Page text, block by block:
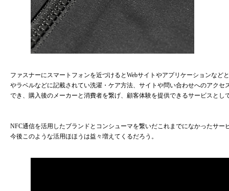
ファスナーにスマートフォンを近づけるとWebサイトやアプリケーションなど
やラベルなどに記載されてい洗濯・ケア方法、サイトや問い合わせへのアクセ
でき、購入後のメーカーと消費者を繋げ、顧客体験を提供できるサービスとし
NFC通信を活用したブランドとコンシューマを繋いだこれまでになかったサー
今後このような活用ほほうは益々増えてくるだろう。